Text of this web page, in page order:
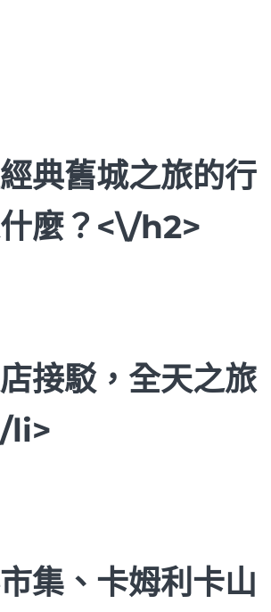
典舊城之旅的行
麼？<\/h2>
接駁，全天之旅
li>
集、卡姆利卡山